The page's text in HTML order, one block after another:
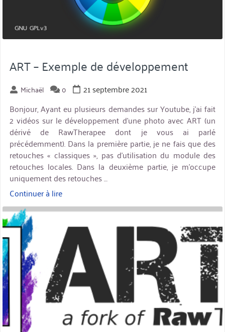
ART – Exemple de développement
Michaël 0
21 septembre 2021
Bonjour, Ayant eu plusieurs demandes sur Youtube, j’ai fait
2 vidéos sur le développement d’une photo avec ART (un
dérivé de RawTherapee dont je vous ai parlé
précédemment). Dans la première partie, je ne fais que des
retouches « classiques », pas d’utilisation du module des
retouches locales. Dans la deuxième partie, je m’occupe
uniquement des retouches …
Continuer à lire« ART
–
Exemple
de
développement »
miniature